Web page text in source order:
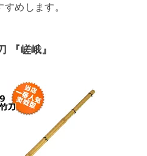
めします。
『嵯峨』